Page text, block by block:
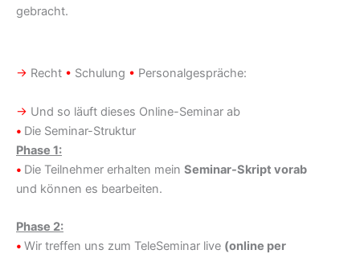
gebracht.
→ Recht • Schulung • Personalgespräche:
→ Und so läuft dieses Online-Seminar ab
• Die Seminar-Struktur
Phase 1:
• Die Teilnehmer erhalten mein Seminar-Skript vorab
und können es bearbeiten.
Phase 2:
• Wir treffen uns zum TeleSeminar live (online per